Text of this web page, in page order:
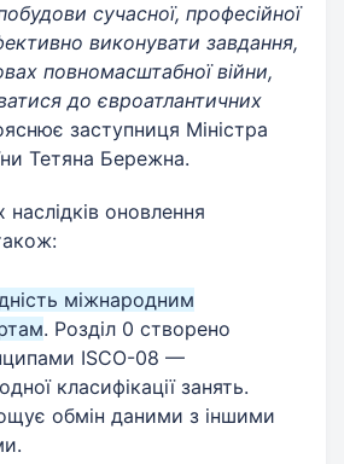
сучасної, професійної
виконувати завдання,
повномасштабної війни,
до євроатлантичних
заступниця Міністра
Тетяна Бережна.
оновлення
міжнародним
. Розділ 0 створено
ISCO-08 —
класифікації занять.
обмін даними з іншими